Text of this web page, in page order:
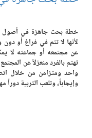
خطة بحث جاهزة في أصول
لأنها لا تتم في فراغ أو
عن مجتمعه أو جماعته لا
تهتم بالفرد منعزلاً عن
واحد ومتزامن من خلال
وإيجاباً، وتلعب التربية